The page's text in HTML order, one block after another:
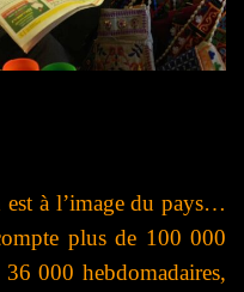
à l’image du pays…
plus de 100 000
000 hebdomadaires,